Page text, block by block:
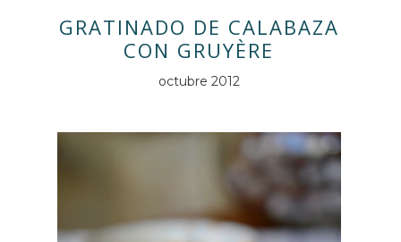
GRATINADO DE CALABAZA
CON GRUYÈRE
octubre 2012